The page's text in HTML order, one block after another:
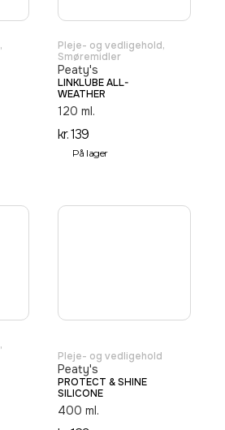
,
Pleje- og vedligehold,
Smøremidler
Peaty's
LINKLUBE ALL-
WEATHER
120 ml.
kr.139
På lager
,
Pleje- og vedligehold
Peaty's
PROTECT & SHINE
SILICONE
400 ml.